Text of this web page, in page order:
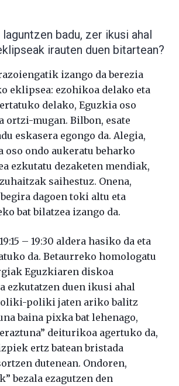
badu, zer ikusi ahal
irauten duen bitartean?
izango da berezia
eklipsea: ezohikoa delako eta
delako, Eguzkia oso
ortzi-mugan. Bilbon, esate
eskasera egongo da. Alegia,
oso ondo aukeratu beharko
ezkutatu dezaketen mendiak,
saihestuz. Onena,
dagoen toki altu eta
bat bilatzea izango da.
– 19:30 aldera hasiko da eta
da. Betaurreko homologatu
Eguzkiaren diskoa
ezkutatzen duen ikusi ahal
poliki jaten ariko balitz
baina pixka bat lehenago,
deiturikoa agertuko da,
ertz batean bristada
dutenean. Ondoren,
bezala ezagutzen den